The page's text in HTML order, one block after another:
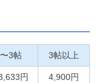
〜3帖 3帖以上
円 4,900円